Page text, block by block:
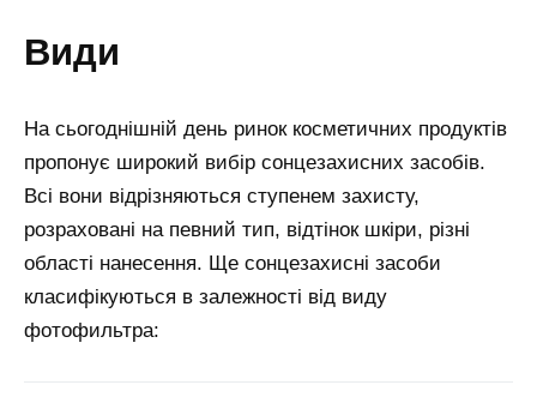
види
На сьогоднішній день ринок косметичних продуктів
пропонує широкий вибір сонцезахисних засобів.
Всі вони відрізняються ступенем захисту,
розраховані на певний тип, відтінок шкіри, різні
області нанесення. Ще сонцезахисні засоби
класифікуються в залежності від виду
фотофильтра: